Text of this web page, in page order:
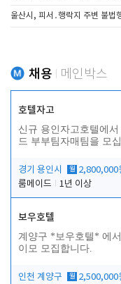
울산시, 피서․행락지 주변 불법
채용 메인박스
호텔자고
신규 용인자고호텔에서
드 부부팀자매팀을 모
경기 용인시 월 2,800,000
룸메이드
1년 이상
보우호텔
계양구 *보우호텔* 에
이모 모집합니다.
인천 계양구 월 2,500,000